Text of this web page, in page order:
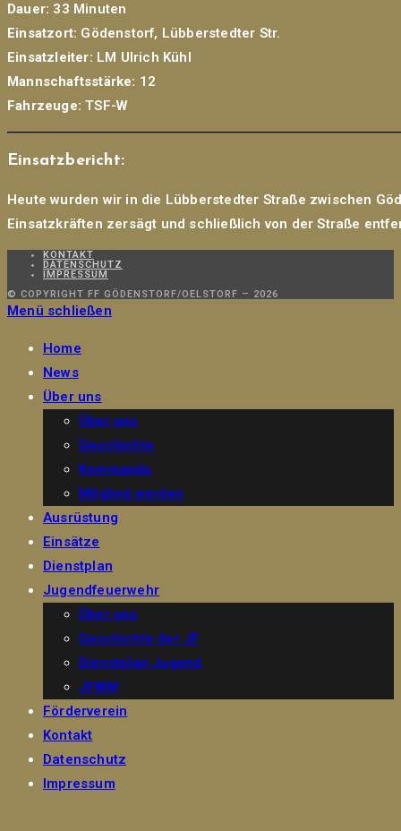
Dauer: 33 Minuten
Einsatzort: Gödenstorf, Lübberstedter Str.
Einsatzleiter: LM Ulrich Kühl
Mannschaftsstärke: 12
Fahrzeuge: TSF-W
Einsatzbericht:
Heute wurden wir in die Lübberstedter Straße zwischen
Einsatzkräften zersägt und schließlich von der Straße
KONTAKT
DATENSCHUTZ
IMPRESSUM
© COPYRIGHT FF GÖDENSTORF/OELSTORF – 2026
Menü schließen
Home
News
Über uns
Über uns
Geschichte
Kommando
Mitglied werden
Ausrüstung
Einsätze
Dienstplan
Jugendfeuerwehr
Über uns
Geschichte der JF
Dienstplan Jugend
JFWM
Förderverein
Kontakt
Datenschutz
Impressum